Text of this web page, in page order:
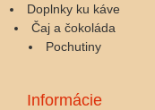
Doplnky ku káve
Čaj a čokoláda
Pochutiny
Informácie